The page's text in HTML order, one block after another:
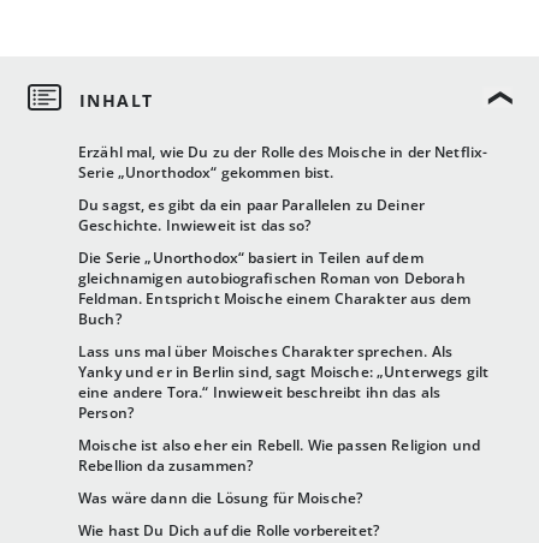
Erzähl mal, wie Du zu der Rolle des Moische in der Netflix-
Serie „Unorthodox“ gekommen bist.
Du sagst, es gibt da ein paar Parallelen zu Deiner
Geschichte. Inwieweit ist das so?
Die Serie „Unorthodox“ basiert in Teilen auf dem
gleichnamigen autobiografischen Roman von Deborah
Feldman. Entspricht Moische einem Charakter aus dem
Buch?
Lass uns mal über Moisches Charakter sprechen. Als
Yanky und er in Berlin sind, sagt Moische: „Unterwegs gilt
eine andere Tora.“ Inwieweit beschreibt ihn das als
Person?
Moische ist also eher ein Rebell. Wie passen Religion und
Rebellion da zusammen?
Was wäre dann die Lösung für Moische?
Wie hast Du Dich auf die Rolle vorbereitet?